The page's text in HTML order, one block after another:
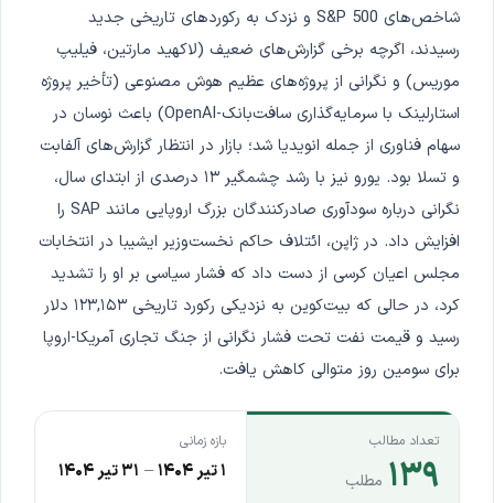
شاخص‌های S&P 500 و نزدک به رکوردهای تاریخی جدید
رسیدند، اگرچه برخی گزارش‌های ضعیف (لاکهید مارتین، فیلیپ
موریس) و نگرانی از پروژه‌های عظیم هوش مصنوعی (تأخیر پروژه
استارلینک با سرمایه‌گذاری سافت‌بانک-OpenAI) باعث نوسان در
سهام فناوری از جمله انویدیا شد؛ بازار در انتظار گزارش‌های آلفابت
و تسلا بود. یورو نیز با رشد چشمگیر ۱۳ درصدی از ابتدای سال،
نگرانی درباره سودآوری صادرکنندگان بزرگ اروپایی مانند SAP را
افزایش داد. در ژاپن، ائتلاف حاکم نخست‌وزیر ایشیبا در انتخابات
مجلس اعیان کرسی از دست داد که فشار سیاسی بر او را تشدید
کرد، در حالی که بیت‌کوین به نزدیکی رکورد تاریخی ۱۲۳,۱۵۳ دلار
رسید و قیمت نفت تحت فشار نگرانی از جنگ تجاری آمریکا-اروپا
برای سومین روز متوالی کاهش یافت.
تعداد مطالب
۱۳۹ مطلب
بازه زمانی
۱ تیر ۱۴۰۴ – ۳۱ تیر ۱۴۰۴